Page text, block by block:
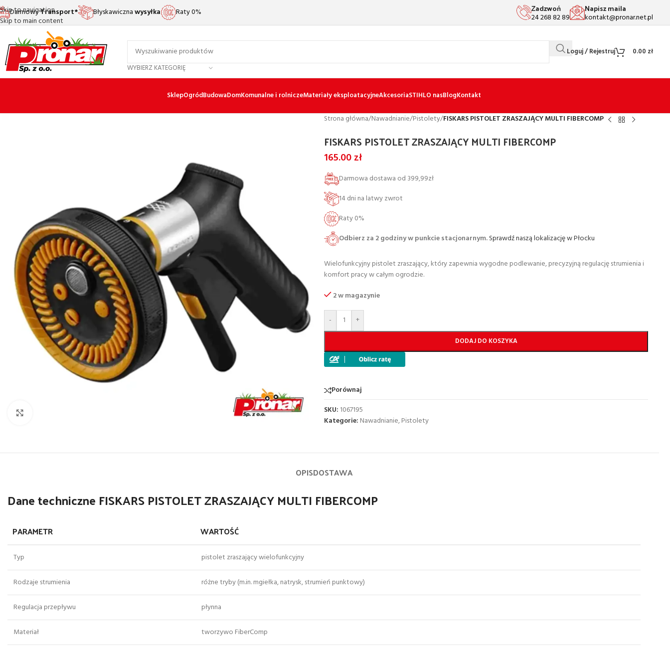
Skip to navigation
Skip to main content
DarmowyTransport* Błyskawicznawysyłka Raty 0% Zadzwoń
24 268 82 89
Napisz maila
kontakt@pronar.net.pl
WYBIERZ KATEGORIĘ
Loguj / Rejestruj 0.00 zł
SklepOgródBudowaDomKomunalne i rolniczeMateriały eksploatacyjneAkcesoriaSTIHLO nasBlogKontakt
Strona główna/Nawadnianie/Pistolety/FISKARS PISTOLET ZRASZAJĄCY MULTI FIBERCOMP
FISKARS PISTOLET ZRASZAJĄCY MULTI FIBERCOMP
165.00zł
Darmowa dostawa od 399,99zł
14 dni na latwy zwrot
Raty 0%
Odbierz za 2 godziny w punkcie stacjonarnym.Sprawdź naszą lokalizację w Płocku
Wielofunkcyjny pistolet zraszający, który zapewnia wygodne podlewanie, precyzyjną regulację strumienia i
komfort pracy w całym ogrodzie.
2 w magazynie
- +
DODAJ DO KOSZYKA
Porównaj
SKU: 1067195
Kategorie: Nawadnianie,Pistolety
OPISDOSTAWA
Dane techniczne FISKARS PISTOLET ZRASZAJĄCY MULTI FIBERCOMP
PARAMETR WARTOŚĆ
Typ pistolet zraszający wielofunkcyjny
Rodzaje strumienia różne tryby (m.in. mgiełka, natrysk, strumień punktowy)
Regulacja przepływu płynna
Materiał tworzywo FiberComp